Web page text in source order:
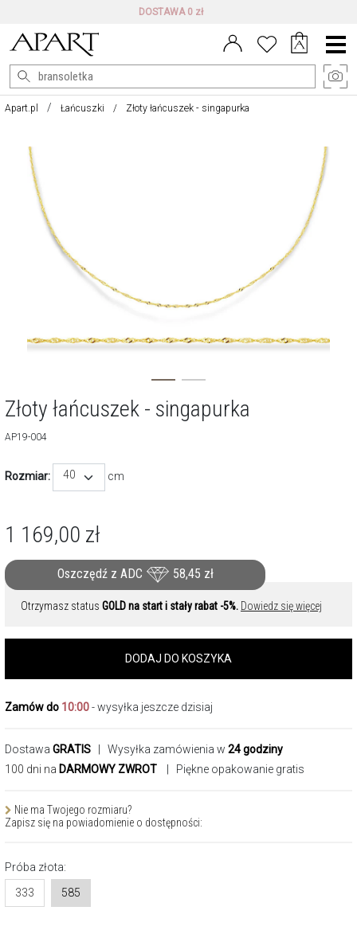
DARMOWE ZWROTY DO 100 DNI
Menu
główne
Apart.pl Łańcuszki Złoty łańcuszek - singapurka
Złoty łańcuszek - singapurka
AP19-004
Rozmiar: 40 cm
1 169,00 zł
Oszczędź z ADC 58,45 zł
Otrzymasz status GOLD na start i stały rabat -5%. Dowiedz się więcej
DODAJ DO KOSZYKA
Zamów do 10:00- wysyłka jeszcze dzisiaj
Dostawa GRATIS | Wysyłka zamówienia w 24 godziny
100 dni na DARMOWY ZWROT | Piękne opakowanie gratis
Nie ma Twojego rozmiaru?
Zapisz się na powiadomienie o dostępności:
Próba złota:
333
585